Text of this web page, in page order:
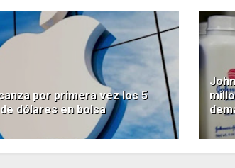
por primera vez los 5
dólares en bolsa